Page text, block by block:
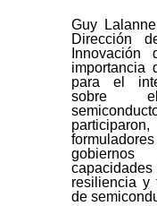
Guy
Dirección
importancia
para el
sobre
resiliencia y
de